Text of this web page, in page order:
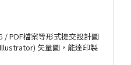
/ PDF檔案等形式提交設計圖
矢量圖，能達印製